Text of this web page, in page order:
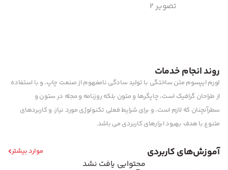
روند انجام خدمات
لورم ایپسوم متن ساختگی با تولید سادگی نامفهوم از صنعت چاپ، و با استفاده
از طراحان گرافیک است، چاپگرها و متون بلکه روزنامه و مجله در ستون و
سطرآنچنان که لازم است، و برای شرایط فعلی تکنولوژی مورد نیاز، و کاربردهای
متنوع با هدف بهبود ابزارهای کاربردی می باشد.
آموزش‌های کاربردی موارد بیشتر
محتوایی یافت نشد